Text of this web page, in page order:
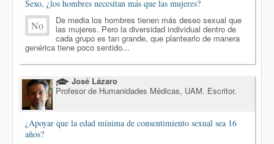
Sexo, ¿los hombres necesitan más que las mujeres?
No De media los hombres tienen más deseo sexual que
las mujeres. Pero la diversidad individual dentro de
cada grupo es tan grande, que plantearlo de manera
genérica tiene poco sentido...
José Lázaro
Profesor de Humanidades Médicas, UAM. Escritor.
¿Apoyar que la edad mínima de consentimiento sexual sea 16
años?